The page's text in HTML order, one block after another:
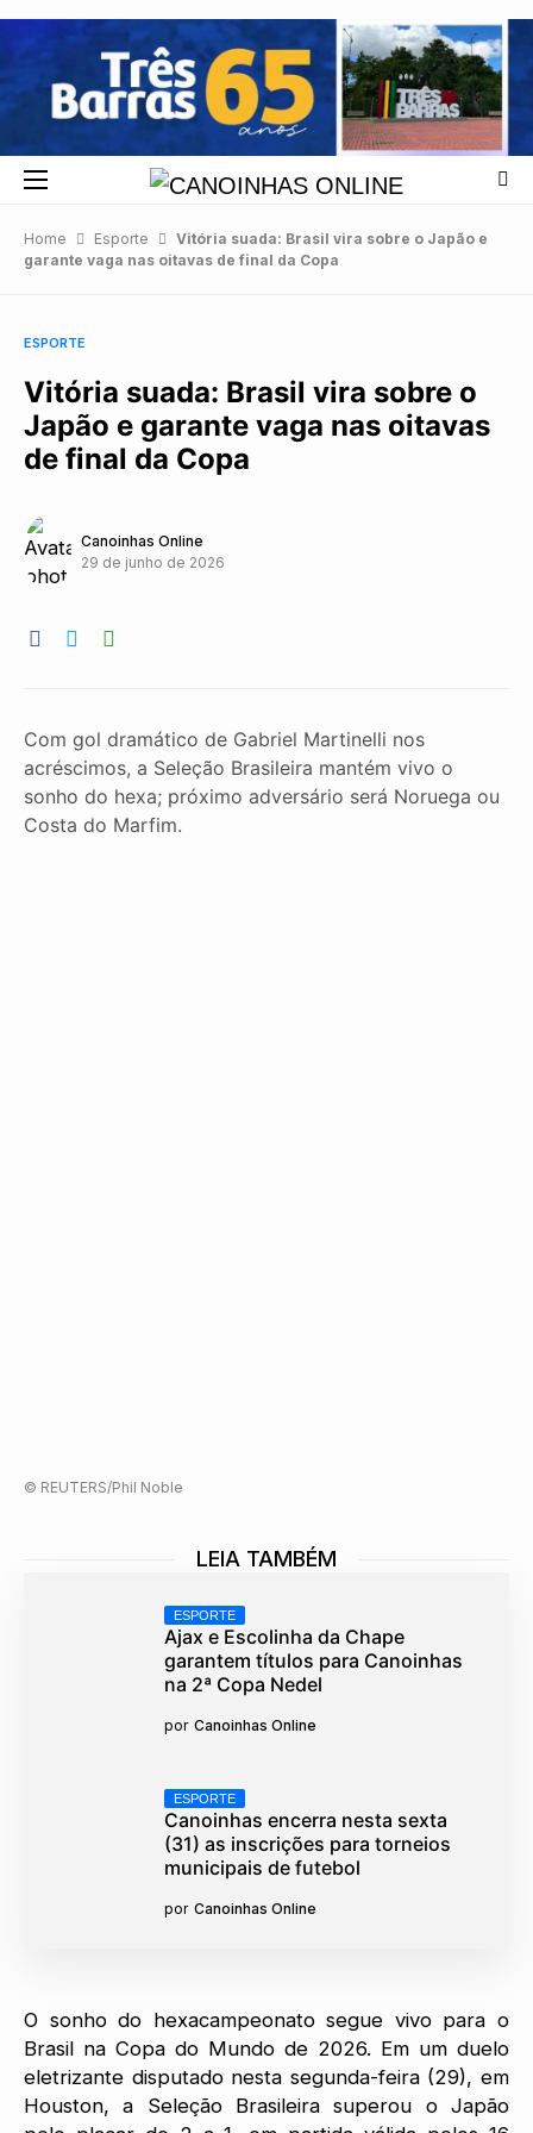
Home Esporte
Vitória suada: Brasil vira sobre o Japão e
garante vaga nas oitavas de final da Copa
ESPORTE
Vitória suada: Brasil vira sobre o
Japão e garante vaga nas oitavas
de final da Copa
Canoinhas Online
29 de junho de 2026
Com gol dramático de Gabriel Martinelli nos
acréscimos, a Seleção Brasileira mantém vivo o
sonho do hexa; próximo adversário será Noruega ou
Costa do Marfim.
© REUTERS/Phil Noble
LEIA TAMBÉM
ESPORTE
Ajax e Escolinha da Chape
garantem títulos para Canoinhas
na 2ª Copa Nedel
por Canoinhas Online
ESPORTE
Canoinhas encerra nesta sexta
(31) as inscrições para torneios
municipais de futebol
por Canoinhas Online
O sonho do hexacampeonato segue vivo para o
Brasil na Copa do Mundo de 2026. Em um duelo
eletrizante disputado nesta segunda-feira (29), em
Houston, a Seleção Brasileira superou o Japão